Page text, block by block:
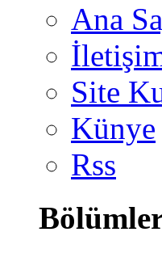
Ana
Site
Künye
Rss